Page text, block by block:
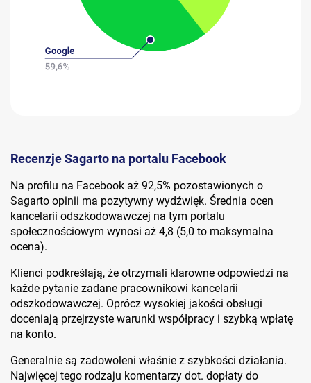
Recenzje Sagarto na portalu Facebook
Na profilu na Facebook aż 92,5% pozostawionych o
Sagarto opinii ma pozytywny wydźwięk. Średnia ocen
kancelarii odszkodowawczej na tym portalu
społecznościowym wynosi aż 4,8 (5,0 to maksymalna
ocena).
Klienci podkreślają, że otrzymali klarowne odpowiedzi na
każde pytanie zadane pracownikowi kancelarii
odszkodowawczej. Oprócz wysokiej jakości obsługi
doceniają przejrzyste warunki współpracy i szybką wpłatę
na konto.
Generalnie są zadowoleni właśnie z szybkości działania.
Najwięcej tego rodzaju komentarzy dot. dopłaty do